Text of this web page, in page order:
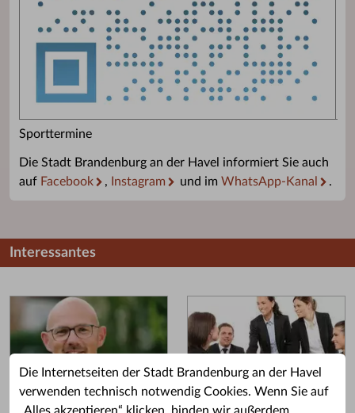
Die Internetseiten der Stadt Brandenburg an der Havel
verwenden technisch notwendig Cookies. Wenn Sie auf
Sporttermine
Die Stadt Brandenburg an der Havel informiert Sie auch
auf Facebook , Instagram und im WhatsApp-Kanal .
Interessantes